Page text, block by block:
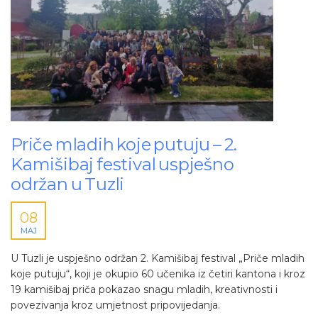
Priče mladih koje putuju – 2.
Kamišibaj festival uspješno
održan u Tuzli
08
MAJ
U Tuzli je uspješno održan 2. Kamišibaj festival „Priče mladih
koje putuju“, koji je okupio 60 učenika iz četiri kantona i kroz
19 kamišibaj priča pokazao snagu mladih, kreativnosti i
povezivanja kroz umjetnost pripovijedanja.